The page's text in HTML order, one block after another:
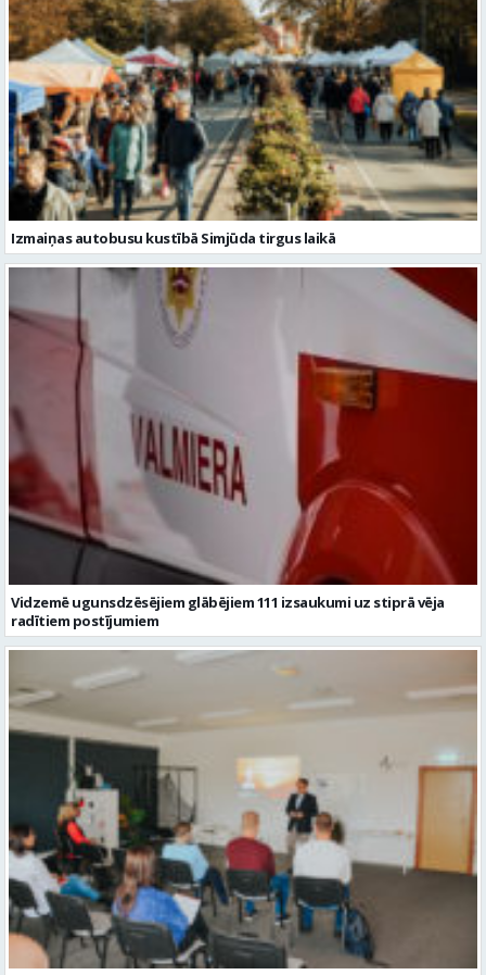
Izmaiņas autobusu kustībā Simjūda tirgus laikā
Vidzemē ugunsdzēsējiem glābējiem 111 izsaukumi uz stiprā vēja
radītiem postījumiem